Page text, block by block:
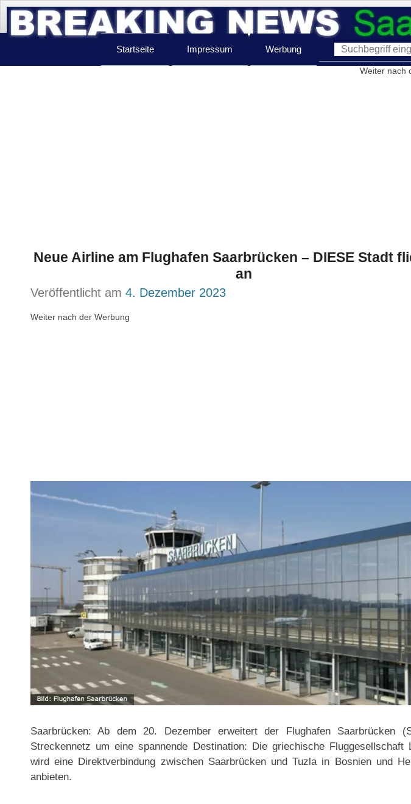
Startseite Impressum Werbung
Weiter nach
Neue Airline am Flughafen Saarbrücken – DIESE Stadt
an
Veröffentlicht am 4. Dezember 2023
Weiter nach der Werbung
Saarbrücken: Ab dem 20. Dezember erweitert der Flughafen Saarbrücken
Streckennetz um eine spannende Destination: Die griechische Fluggesellschaft
wird eine Direktverbindung zwischen Saarbrücken und Tuzla in Bosnien und
anbieten.